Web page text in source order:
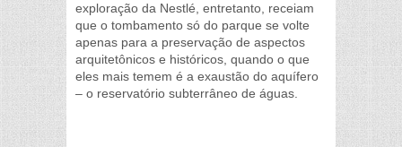
exploração da Nestlé, entretanto, receiam
que o tombamento só do parque se volte
apenas para a preservação de aspectos
arquitetônicos e históricos, quando o que
eles mais temem é a exaustão do aquífero
– o reservatório subterrâneo de águas.